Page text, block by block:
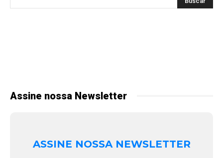
Assine nossa Newsletter
ASSINE NOSSA NEWSLETTER